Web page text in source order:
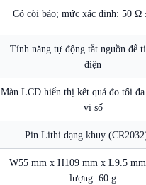
Có còi báo; mức xác định: 50 Ω
Tính năng tự động tắt nguồn để
điện
Màn LCD hiển thị kết quả đo tối
vị số
Pin Lithi dạng khuy
W55 mm x H109 mm x L9.5
lượng: 60 g